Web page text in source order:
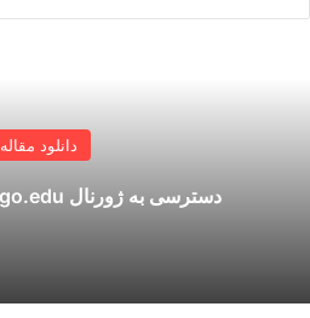
دانلود مقاله
دسترسی به ژورنال journals.uchicago.edu